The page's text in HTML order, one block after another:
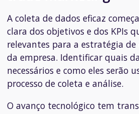
A coleta de dados eficaz
clara dos objetivos e dos KPIs
relevantes para a estratégia
da empresa. Identificar quais
necessários e como eles serão
processo de coleta e análise.
O avanço tecnológico tem